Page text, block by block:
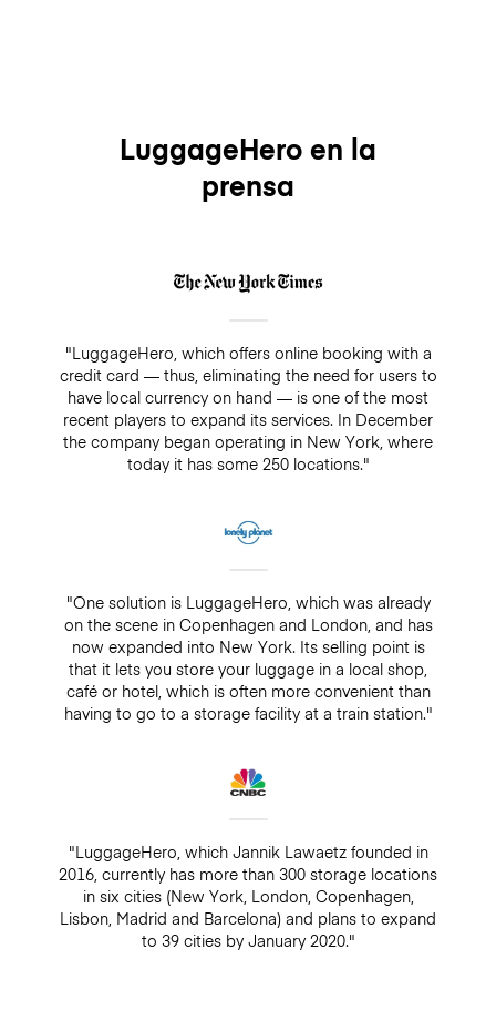
LuggageHero en la
prensa
"LuggageHero, which offers online booking with a
credit card — thus, eliminating the need for users to
have local currency on hand — is one of the most
recent players to expand its services. In December
the company began operating in New York, where
today it has some 250 locations."
"One solution is LuggageHero, which was already
on the scene in Copenhagen and London, and has
now expanded into New York. Its selling point is
that it lets you store your luggage in a local shop,
café or hotel, which is often more convenient than
having to go to a storage facility at a train station."
"LuggageHero, which Jannik Lawaetz founded in
2016, currently has more than 300 storage locations
in six cities (New York, London, Copenhagen,
Lisbon, Madrid and Barcelona) and plans to expand
to 39 cities by January 2020."